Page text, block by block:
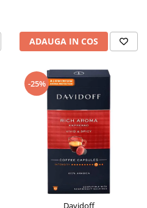
ADAUGA IN COS
-25%
Davidoff